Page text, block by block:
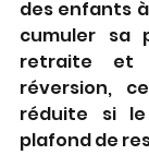
des enfants
cumuler sa
retraite et
réversion,
réduite si
plafond de